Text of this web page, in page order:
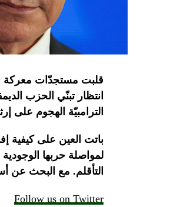
قلبت مستجدّات معركة
انتظار تبنّي الحزب
الترامبيّة الهجوم على
باتت العين على كيفية
لمواصلة حربها الوجودية
التأقلم. مع البحث عن
Follow us on Twitter